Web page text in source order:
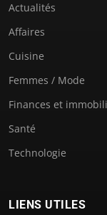
Actualités
Affaires
Cuisine
Femmes / Mode
Finances et
Santé
Technologie
LIENS UTILES